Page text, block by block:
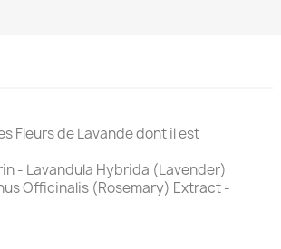
Fleurs de Lavande dont il est
- Lavandula Hybrida (Lavender)
Officinalis (Rosemary) Extract -